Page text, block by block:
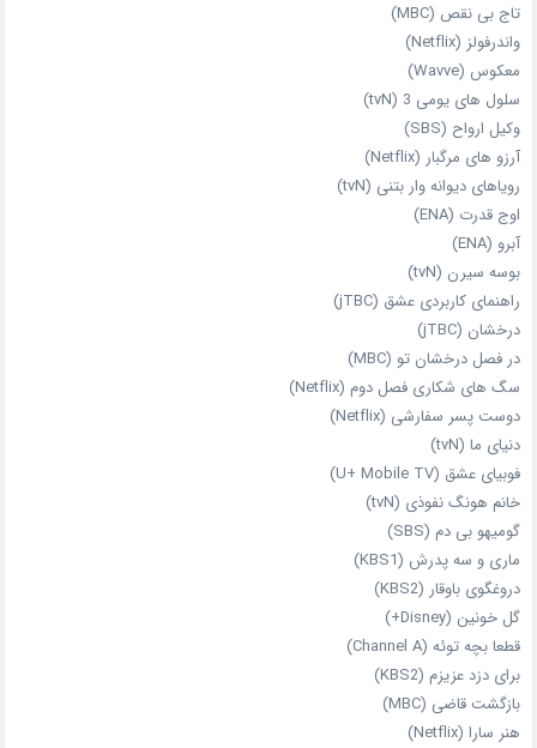
تاج بی‌ نقص (MBC)
واندرفولز (Netflix)
معکوس (Wavve)
سلول های یومی 3 (tvN)
وکیل ارواح (SBS)
آرزو های مرگبار (Netflix)
رویاهای دیوانه‌ وار بتنی (tvN)
اوج قدرت (ENA)
آبرو (ENA)
بوسه سیرن (tvN)
راهنمای کاربردی عشق (jTBC)
درخشان (jTBC)
در فصل درخشان تو (MBC)
سگ های شکاری فصل دوم (Netflix)
دوست‌ پسر سفارشی (Netflix)
دنیای ما (tvN)
فوبیای عشق (U+ Mobile TV)
خانم هونگ نفوذی (tvN)
گومیهو بی دم (SBS)
ماری و سه پدرش (KBS1)
دروغگوی باوقار (KBS2)
گل خونین (Disney+)
قطعا بچه توئه (Channel A)
برای دزد عزیزم (KBS2)
بازگشت قاضی (MBC)
هنر سارا (Netflix)